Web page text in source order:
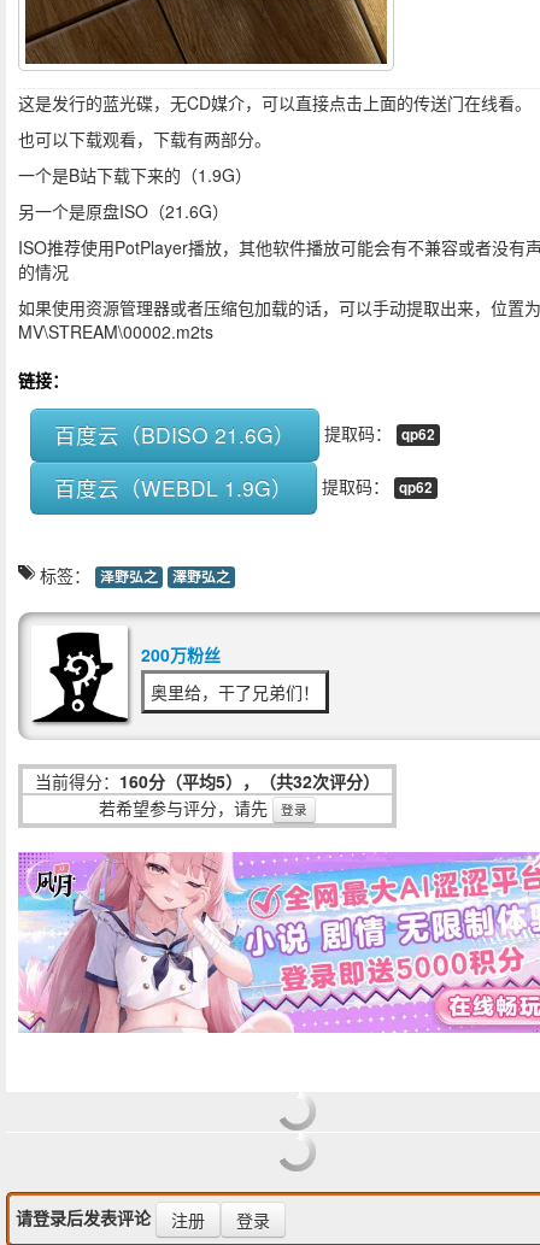
这是发行的蓝光碟，无CD媒介，可以直接点击上面的传送门在线看。
也可以下载观看，下载有两部分。
一个是B站下载下来的（1.9G）
另一个是原盘ISO（21.6G）
ISO推荐使用PotPlayer播放，其他软件播放可能会有不兼容或者没有
的情况
如果使用资源管理器或者压缩包加载的话，可以手动提取出来，位置
MV\STREAM\00002.m2ts
链接：
百度云（BDISO 21.6G） 提取码： qp62
百度云（WEBDL 1.9G） 提取码： qp62
标签： 泽野弘之 澤野弘之
200万粉丝
奥里给，干了兄弟们！
当前得分： 160分（平均5），（共32次评分）
若希望参与评分，请先
登录
请登录后发表评论 注册 登录